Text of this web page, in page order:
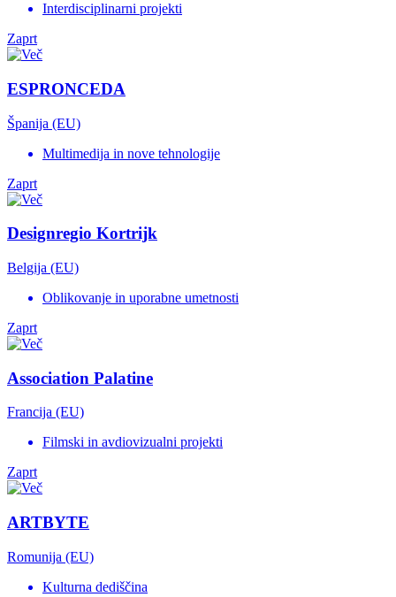
Interdisciplinarni projekti
Zaprt
ESPRONCEDA
Španija (EU)
Multimedija in nove tehnologije
Zaprt
Designregio Kortrijk
Belgija (EU)
Oblikovanje in uporabne umetnosti
Zaprt
Association Palatine
Francija (EU)
Filmski in avdiovizualni projekti
Zaprt
ARTBYTE
Romunija (EU)
Kulturna dediščina